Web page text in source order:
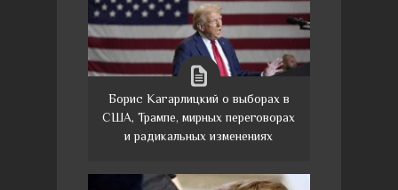
Борис Кагарлицкий о выборах в
США, Трампе, мирных переговорах
и радикальных изменениях